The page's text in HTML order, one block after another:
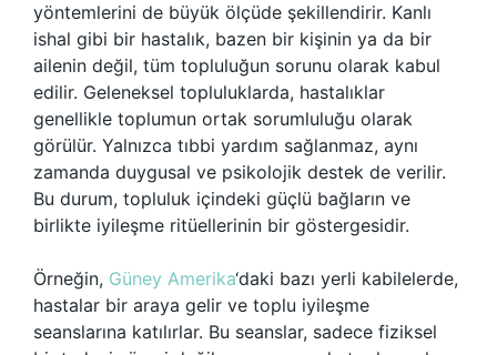
yöntemlerini de büyük ölçüde şekillendirir. Kanlı
ishal gibi bir hastalık, bazen bir kişinin ya da bir
ailenin değil, tüm topluluğun sorunu olarak kabul
edilir. Geleneksel topluluklarda, hastalıklar
genellikle toplumun ortak sorumluluğu olarak
görülür. Yalnızca tıbbi yardım sağlanmaz, aynı
zamanda duygusal ve psikolojik destek de verilir.
Bu durum, topluluk içindeki güçlü bağların ve
birlikte iyileşme ritüellerinin bir göstergesidir.
Örneğin, Güney Amerika‘daki bazı yerli kabilelerde,
hastalar bir araya gelir ve toplu iyileşme
seanslarına katılırlar. Bu seanslar, sadece fiziksel